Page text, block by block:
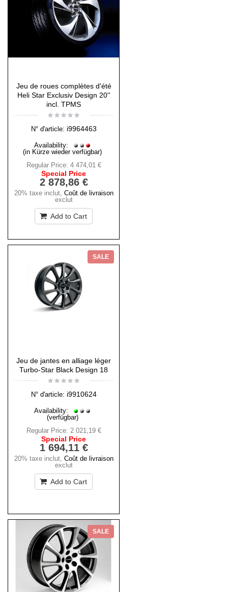
Jeu de roues complètes d'été
Heli Star Exclusiv Design 20''
incl. TPMS
N° d'article: i9964463
Availability:
(in Kürze wieder verfügbar)
Regular Price: 4 474,01 €
Special Price
2 878,86 €
20% taxe inclut, Coût de livraison
exclut
Add to Cart
SALE
Jeu de jantes en alliage léger
Turbo-Star Black Design 18
N° d'article: i9910624
Availability:
(verfügbar)
Regular Price: 2 021,19 €
Special Price
1 694,11 €
20% taxe inclut, Coût de livraison
exclut
Add to Cart
SALE